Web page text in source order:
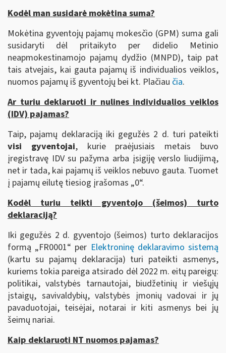
Kodėl man susidarė mokėtina suma?
Mokėtina gyventojų pajamų mokesčio (GPM) suma gali
susidaryti dėl pritaikyto per didelio Metinio
neapmokestinamojo pajamų dydžio (MNPD), taip pat
tais atvejais, kai gauta pajamų iš individualios veiklos,
nuomos pajamų iš gyventojų bei kt. Plačiau čia.
Ar turiu deklaruoti ir nulines individualios veiklos
(IDV) pajamas?
Taip, pajamų deklaraciją iki gegužės 2 d. turi pateikti
visi gyventojai, kurie praėjusiais metais buvo
įregistravę IDV su pažyma arba įsigiję verslo liudijimą,
net ir tada, kai pajamų iš veiklos nebuvo gauta. Tuomet
į pajamų eilutę tiesiog įrašomas „0“.
Kodėl turiu teikti gyventojo (šeimos) turto
deklaraciją?
Iki gegužės 2 d. gyventojo (šeimos) turto deklaracijos
formą „FR0001“ per Elektroninę deklaravimo sistemą
(kartu su pajamų deklaracija) turi pateikti asmenys,
kuriems tokia pareiga atsirado dėl 2022 m. eitų pareigų:
politikai, valstybės tarnautojai, biudžetinių ir viešųjų
įstaigų, savivaldybių, valstybės įmonių vadovai ir jų
pavaduotojai, teisėjai, notarai ir kiti asmenys bei jų
šeimų nariai.
Kaip deklaruoti NT nuomos pajamas?